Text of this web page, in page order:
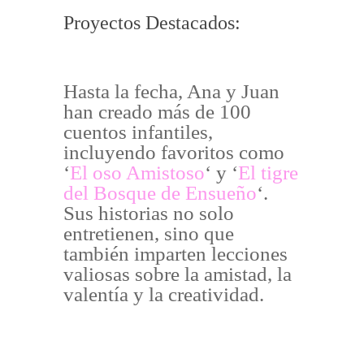
Proyectos Destacados:
Hasta la fecha, Ana y Juan
han creado más de 100
cuentos infantiles,
incluyendo favoritos como
‘El oso Amistoso‘ y ‘El tigre
del Bosque de Ensueño‘.
Sus historias no solo
entretienen, sino que
también imparten lecciones
valiosas sobre la amistad, la
valentía y la creatividad.